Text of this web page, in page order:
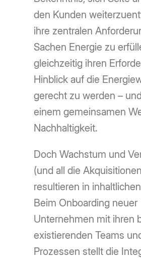
den Kunden
ihre zentralen
Sachen Energie zu
gleichzeitig ihren
Hinblick auf die
gerecht zu werden –
einem gemeinsamen
Nachhaltigkeit.
Doch Wachstum und
(und all die
resultieren in
Beim Onboarding neuer
Unternehmen mit ihren
existierenden Teams
Prozessen stellt die